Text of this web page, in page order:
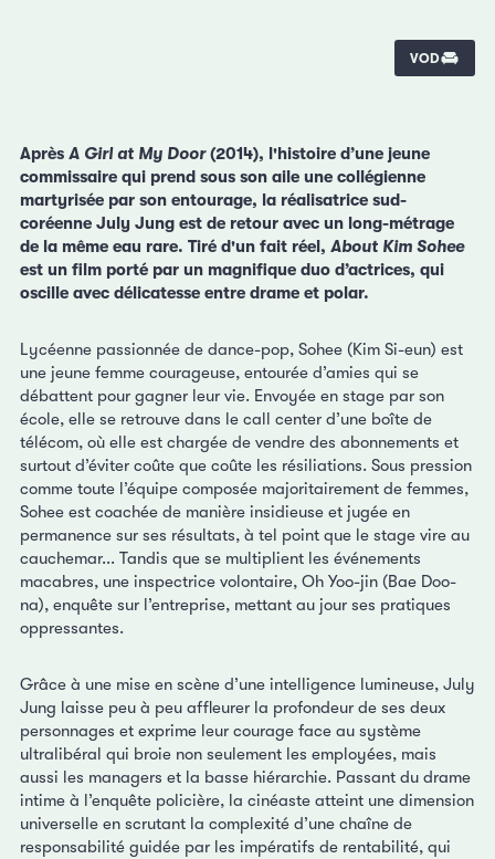
VOD
Après A Girl at My Door(2014), l'histoire d’une jeune
commissaire qui prend sous son aile une collégienne
martyrisée par son entourage, la réalisatrice sud-
coréenne July Jung est de retour avec un long-métrage
de la même eau rare. Tiré d'un fait réel, About Kim Sohee
est un film porté par un magnifique duo d’actrices, qui
oscille avec délicatesse entre drame et polar.
Lycéenne passionnée de dance-pop, Sohee (Kim Si-eun) est
une jeune femme courageuse, entourée d’amies qui se
débattent pour gagner leur vie. Envoyée en stage par son
école, elle se retrouve dans le call center d’une boîte de
télécom, où elle est chargée de vendre des abonnements et
surtout d’éviter coûte que coûte les résiliations. Sous pression
comme toute l’équipe composée majoritairement de femmes,
Sohee est coachée de manière insidieuse et jugée en
permanence sur ses résultats, à tel point que le stage vire au
cauchemar... Tandis que se multiplient les événements
macabres, une inspectrice volontaire, Oh Yoo-jin (Bae Doo-
na), enquête sur l’entreprise, mettant au jour ses pratiques
oppressantes.
Grâce à une mise en scène d’une intelligence lumineuse, July
Jung laisse peu à peu affleurer la profondeur de ses deux
personnages et exprime leur courage face au système
ultralibéral qui broie non seulement les employées, mais
aussi les managers et la basse hiérarchie. Passant du drame
intime à l’enquête policière, la cinéaste atteint une dimension
universelle en scrutant la complexité d’une chaîne de
responsabilité guidée par les impératifs de rentabilité, qui